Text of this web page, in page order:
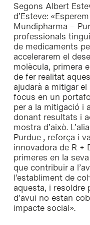
Segons Albert
d’Esteve:
Mundipharma –
professionals
de medicaments
accelerarem el
molècula, primera
de fer realitat
ajudarà a mitigar
focus en un
per a la mitigació i
donant resultats i
mostra d’això.
Purdue , reforça i
innovadora de R +
primeres en la
que contribuir a
l’establiment de
aquesta, i resoldre
d’avui no estan
impacte social».